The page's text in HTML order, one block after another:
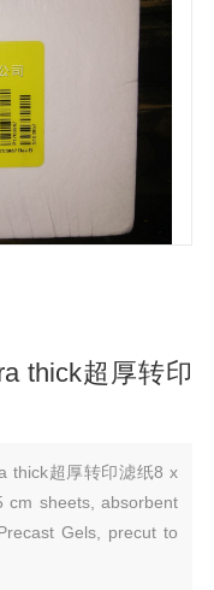
thick超厚转印
thick超厚转印滤纸8 x
cm sheets, absorbent
Gels, precut to